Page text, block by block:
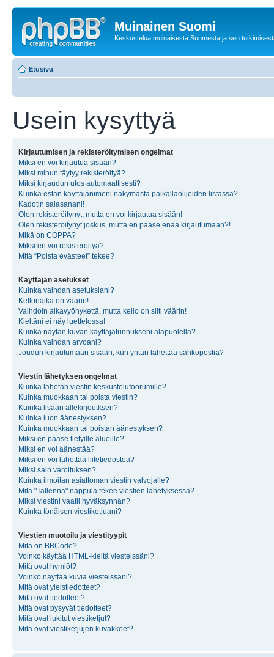
Muinainen Suomi
Keskustelua muinaisesta Suomesta ja sen
Etusivu
Usein kysyttyä
Kirjautumisen ja rekisteröitymisen ongelmat
Miksi en voi kirjautua sisään?
Miksi minun täytyy rekisteröityä?
Miksi kirjaudun ulos automaattisesti?
Kuinka estän käyttäjänimeni näkymästä paikallaolijoiden listassa?
Kadotin salasanani!
Olen rekisteröitynyt, mutta en voi kirjautua sisään!
Olen rekisteröitynyt joskus, mutta en pääse enää kirjautumaan?!
Mikä on COPPA?
Miksi en voi rekisteröityä?
Mitä “Poista evästeet” tekee?
Käyttäjän asetukset
Kuinka vaihdan asetuksiani?
Kellonaika on väärin!
Vaihdoin aikavyöhykettä, mutta kello on silti väärin!
Kieltäni ei näy luettelossa!
Kuinka näytän kuvan käyttäjätunnukseni alapuolella?
Kuinka vaihdan arvoani?
Joudun kirjautumaan sisään, kun yritän lähettää sähköpostia?
Viestin lähetyksen ongelmat
Kuinka lähetän viestin keskustelufoorumille?
Kuinka muokkaan tai poista viestin?
Kuinka lisään allekirjoutksen?
Kuinka luon äänestyksen?
Kuinka muokkaan tai poistan äänestyksen?
Miksi en pääse tietyille alueille?
Miksi en voi äänestää?
Miksi en voi lähettää liitetiedostoa?
Miksi sain varoituksen?
Kuinka ilmoitan asiattoman viestin valvojalle?
Mitä "Tallenna" nappula tekee viestien lähetyksessä?
Miksi viestini vaatii hyväksynnän?
Kuinka tönäisen viestiketjuani?
Viestien muotoilu ja viestityypit
Mitä on BBCode?
Voinko käyttää HTML-kieltä viesteissäni?
Mitä ovat hymiöt?
Voinko näyttää kuvia viesteissäni?
Mitä ovat yleistiedotteet?
Mitä ovat tiedotteet?
Mitä ovat pysyvät tiedotteet?
Mitä ovat lukitut viestiketjut?
Mitä ovat viestiketjujen kuvakkeet?